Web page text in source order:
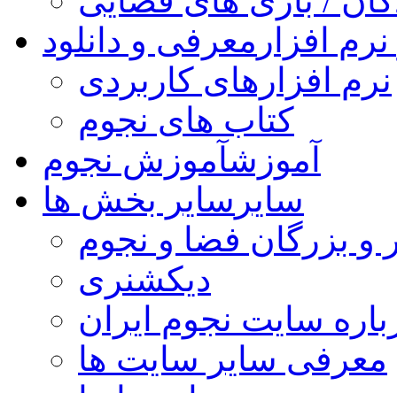
افزار معرفی و دانلود
نرم افزارهای کاربردی
کتاب های نجوم
آموزشآموزش نجوم
سایر سایر بخش ها
و بزرگان فضا و نجوم
دیکشنری
سایت نجوم ایران
معرفی سایر سایت ها